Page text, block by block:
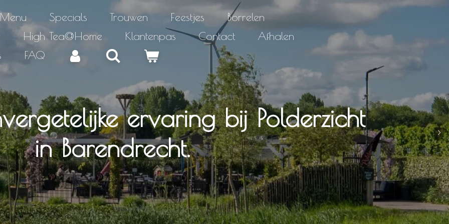
Menu Specials Trouwen Feestjes
Borrelen
High Tea@Home Klantenpas Contact
Afhalen
FAQ
ervaring bij Polderzicht
in Barendrecht.